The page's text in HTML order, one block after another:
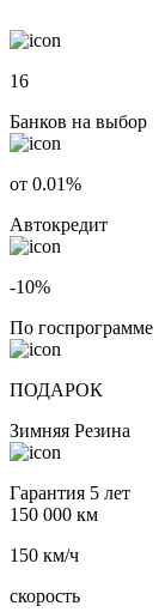
16
Банков на выбор
от 0.01%
Автокредит
-10%
По госпрограмме
ПОДАРОК
Зимняя Резина
Гарантия 5 лет
150 000 км
150 км/ч
скорость